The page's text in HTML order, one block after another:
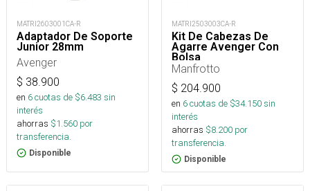
MATRI2603001CA-R
Adaptador De Soporte
Junior 28mm
Avenger
$ 38.900
en 6cuotas de $6.483 sin
interés
ahorras $1.560 por
transferencia.
Disponible
MATRI2503003CA-R
Kit De Cabezas De
Agarre Avenger Con
Bolsa
Manfrotto
$ 204.900
en 6cuotas de $34.150sin
interés
ahorras $8.200 por
transferencia.
Disponible